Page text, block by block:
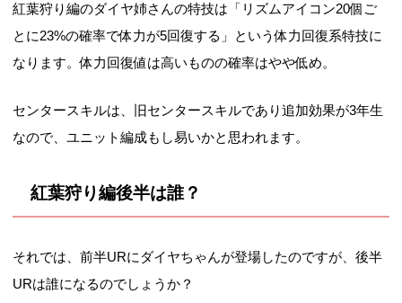
紅葉狩り編のダイヤ姉さんの特技は「リズムアイコン20個ご
とに23%の確率で体力が5回復する」という体力回復系特技に
なります。体力回復値は高いものの確率はやや低め。
センタースキルは、旧センタースキルであり追加効果が3年生
なので、ユニット編成もし易いかと思われます。
紅葉狩り編後半は誰？
それでは、前半URにダイヤちゃんが登場したのですが、後半
URは誰になるのでしょうか？